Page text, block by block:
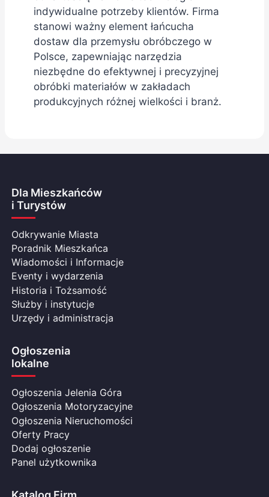
indywidualne potrzeby klientów. Firma
stanowi ważny element łańcucha
dostaw dla przemysłu obróbczego w
Polsce, zapewniając narzędzia
niezbędne do efektywnej i precyzyjnej
obróbki materiałów w zakładach
produkcyjnych różnej wielkości i branż.
Dla Mieszkańców
i Turystów
Odkrywanie Miasta
Poradnik Mieszkańca
Wiadomości i Informacje
Eventy i wydarzenia
Historia i Tożsamość
Służby i instytucje
Urzędy i administracja
Ogłoszenia
lokalne
Ogłoszenia Jelenia Góra
Ogłoszenia Motoryzacyjne
Ogłoszenia Nieruchomości
Oferty Pracy
Dodaj ogłoszenie
Panel użytkownika